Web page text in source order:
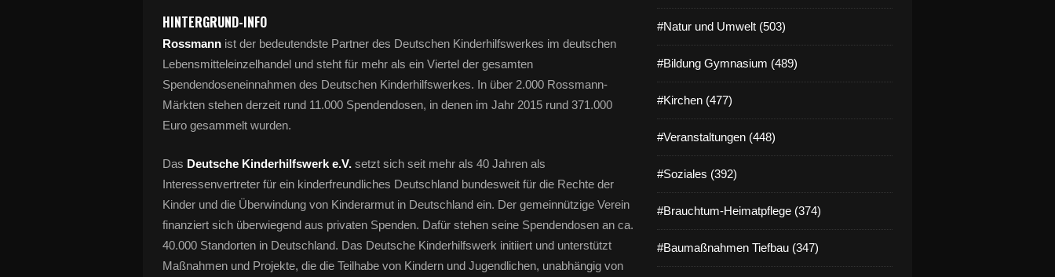
HINTERGRUND-INFO
Rossmann ist der bedeutendste Partner des Deutschen Kinderhilfswerkes im deutschen
Lebensmitteleinzelhandel und steht für mehr als ein Viertel der gesamten
Spendendoseneinnahmen des Deutschen Kinderhilfswerkes. In über 2.000 Rossmann-
Märkten stehen derzeit rund 11.000 Spendendosen, in denen im Jahr 2015 rund 371.000
Euro gesammelt wurden.
Das Deutsche Kinderhilfswerk e.V. setzt sich seit mehr als 40 Jahren als
Interessenvertreter für ein kinderfreundliches Deutschland bundesweit für die Rechte der
Kinder und die Überwindung von Kinderarmut in Deutschland ein. Der gemeinnützige Verein
finanziert sich überwiegend aus privaten Spenden. Dafür stehen seine Spendendosen an ca.
40.000 Standorten in Deutschland. Das Deutsche Kinderhilfswerk initiiert und unterstützt
Maßnahmen und Projekte, die die Teilhabe von Kindern und Jugendlichen, unabhängig von
#Natur und Umwelt (503)
#Bildung Gymnasium (489)
#Kirchen (477)
#Veranstaltungen (448)
#Soziales (392)
#Brauchtum-Heimatpflege (374)
#Baumaßnahmen Tiefbau (347)